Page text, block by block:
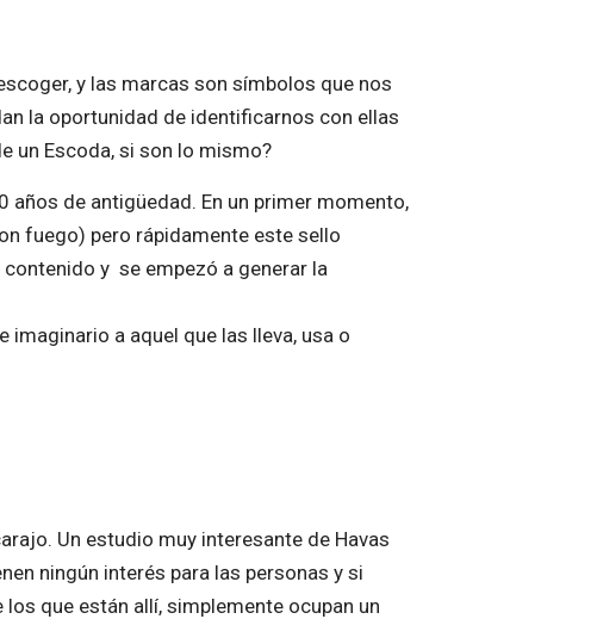
y las marcas son símbolos que nos
la oportunidad de identificarnos con ellas
un Escoda, si son lo mismo?
de antigüedad. En un primer momento,
fuego) pero rápidamente este sello
y se empezó a generar la
a aquel que las lleva, usa o
Un estudio muy interesante de Havas
ningún interés para las personas y si
que están allí, simplemente ocupan un